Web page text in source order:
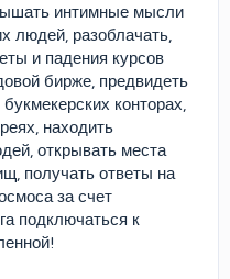
интимные мысли
людей, разоблачать,
и падения курсов
бирже, предвидеть
конторах,
находить
открывать места
получать ответы на
за счет
подключаться к